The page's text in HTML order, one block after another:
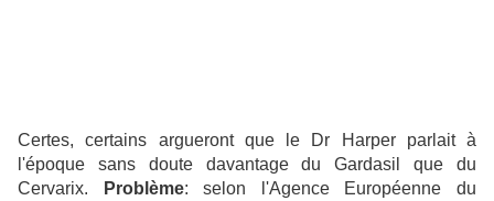
Certes, certains argueront que le Dr Harper parlait à
l'époque sans doute davantage du Gardasil que du
Cervarix.
Problème: selon l'Agence Européenne du